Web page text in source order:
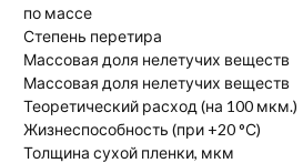
по массе
Степень перетира
Массовая доля нелетучих веществ
Массовая доля нелетучих веществ
Теоретический расход (на 100 мкм.)
Жизнеспособность (при +20 °С)
Толщина сухой пленки, мкм